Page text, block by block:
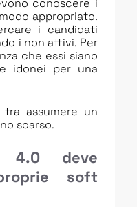
conoscere i
appropriato.
i candidati
i non attivi. Per
che essi siano
idonei per una
assumere un
scarso.
4.0 deve
soft